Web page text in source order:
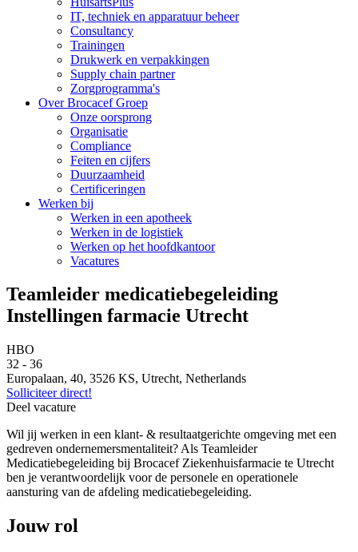
IT, techniek en apparatuur beheer
Consultancy
Trainingen
Drukwerk en verpakkingen
Supply chain partner
Zorgprogramma's
Over Brocacef Groep
Onze oorsprong
Organisatie
Compliance
Feiten en cijfers
Duurzaamheid
Certificeringen
Werken bij
Werken in een apotheek
Werken in de logistiek
Werken op het hoofdkantoor
Vacatures
Teamleider medicatiebegeleiding
Instellingen farmacie Utrecht
HBO
32 - 36
Europalaan, 40, 3526 KS, Utrecht, Netherlands
Solliciteer direct!
Deel vacature
Wil jij werken in een klant- & resultaatgerichte omgeving met een
gedreven ondernemersmentaliteit? Als Teamleider
Medicatiebegeleiding bij Brocacef Ziekenhuisfarmacie te Utrecht
ben je verantwoordelijk voor de personele en operationele
aansturing van de afdeling medicatiebegeleiding.
Jouw rol